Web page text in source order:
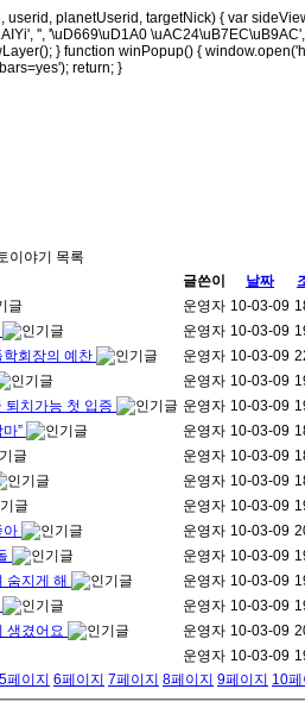
planetUserid, targetNick) { var
'', '\uD669\uD1A0
} function winPopup() {
return; }
이야기 목록
글쓴이 날짜
운영자 10-03-09
운영자 10-03-09
학회장의 예찬 운영자 10-03-09
운영자 10-03-09
퇴치가능 첫 입증 운영자 10-03-09
” 운영자 10-03-09
운영자 10-03-09
운영자 10-03-09
운영자 10-03-09
아 운영자 10-03-09
운영자 10-03-09
숨지게 해 운영자 10-03-09
운영자 10-03-09
생겼어요 운영자 10-03-09
운영자 10-03-09
5페이지 6페이지 7페이지 8페이지 9페이지 10페